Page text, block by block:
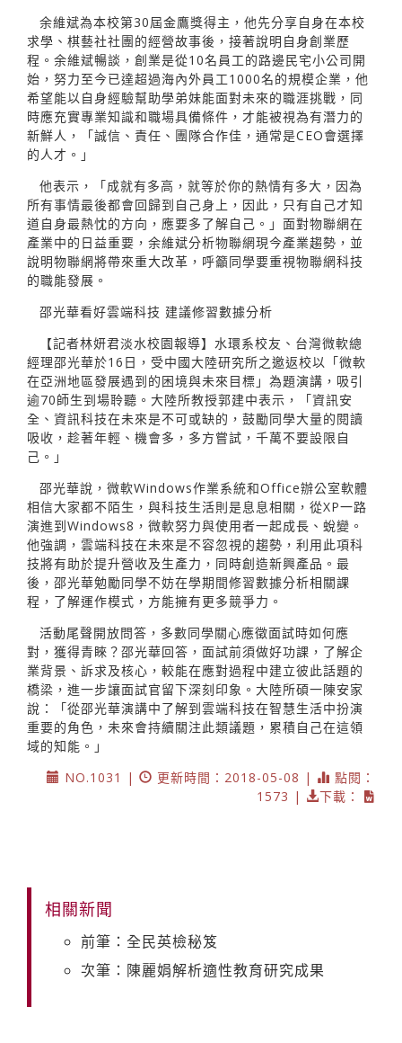
余維斌為本校第30屆金鷹獎得主，他先分享自身在本校
求學、棋藝社社團的經營故事後，接著說明自身創業歷
程。余維斌暢談，創業是從10名員工的路邊民宅小公司開
始，努力至今已達超過海內外員工1000名的規模企業，他
希望能以自身經驗幫助學弟妹能面對未來的職涯挑戰，同
時應充實專業知識和職場具備條件，才能被視為有潛力的
新鮮人，「誠信、責任、團隊合作佳，通常是CEO會選擇
的人才。」
他表示，「成就有多高，就等於你的熱情有多大，因為
所有事情最後都會回歸到自己身上，因此，只有自己才知
道自身最熱忱的方向，應要多了解自己。」面對物聯網在
產業中的日益重要，余維斌分析物聯網現今產業趨勢，並
說明物聯網將帶來重大改革，呼籲同學要重視物聯網科技
的職能發展。
邵光華看好雲端科技 建議修習數據分析
【記者林妍君淡水校園報導】水環系校友、台灣微軟總
經理邵光華於16日，受中國大陸研究所之邀返校以「微軟
在亞洲地區發展遇到的困境與未來目標」為題演講，吸引
逾70師生到場聆聽。大陸所教授郭建中表示，「資訊安
全、資訊科技在未來是不可或缺的，鼓勵同學大量的閱讀
吸收，趁著年輕、機會多，多方嘗試，千萬不要設限自
己。」
邵光華說，微軟Windows作業系統和Office辦公室軟體
相信大家都不陌生，與科技生活則是息息相關，從XP一路
演進到Windows8，微軟努力與使用者一起成長、蛻變。
他強調，雲端科技在未來是不容忽視的趨勢，利用此項科
技將有助於提升營收及生產力，同時創造新興產品。最
後，邵光華勉勵同學不妨在學期間修習數據分析相關課
程，了解運作模式，方能擁有更多競爭力。
活動尾聲開放問答，多數同學關心應徵面試時如何應
對，獲得青睞？邵光華回答，面試前須做好功課，了解企
業背景、訴求及核心，較能在應對過程中建立彼此話題的
橋梁，進一步讓面試官留下深刻印象。大陸所碩一陳安家
說：「從邵光華演講中了解到雲端科技在智慧生活中扮演
重要的角色，未來會持續關注此類議題，累積自己在這領
域的知能。」
NO.1031 |
更新時間：2018-05-08 |
點閱：
1573 |
下載：
相關新聞
前筆：全民英檢秘笈
次筆：陳麗娟解析適性教育研究成果